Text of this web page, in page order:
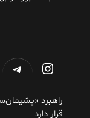
راهبرد
قرار دارد